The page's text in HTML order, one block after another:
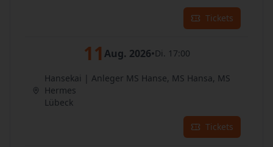
Tickets
11 Aug. 2026•Di. 17:00
Hansekai | Anleger MS Hanse, MS Hansa, MS
Hermes
Lübeck
Tickets